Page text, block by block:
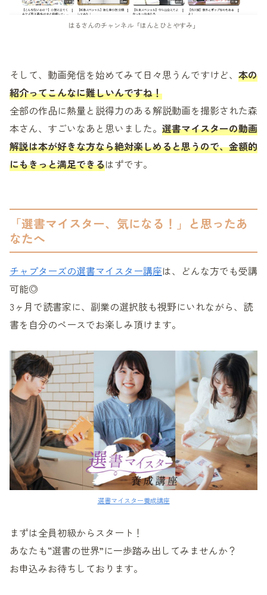
はるさんのチャンネル「ほんとひとやすみ」
そして、動画発信を始めてみて日々思うんですけど、 本の
紹介ってこんなに難しいんですね！
全部の作品に熱量と説得力のある解説動画を撮影された森
本さん、すごいなあと思いました。 選書マイスターの動画
解説は本が好きな方なら絶対楽しめると思うので、金額的
にもきっと満足できるはずです。
「選書マイスター、気になる！」と思ったあ
なたへ
チャプターズの選書マイスター講座は、どんな方でも受講
可能◎
3ヶ月で読書家に、副業の選択肢も視野にいれながら、読
書を自分のペースでお楽しみ頂けます。
選書マイスター養成講座
まずは全員初級からスタート！
あなたも“選書の世界”に一歩踏み出してみませんか？
お申込みお待ちしております。